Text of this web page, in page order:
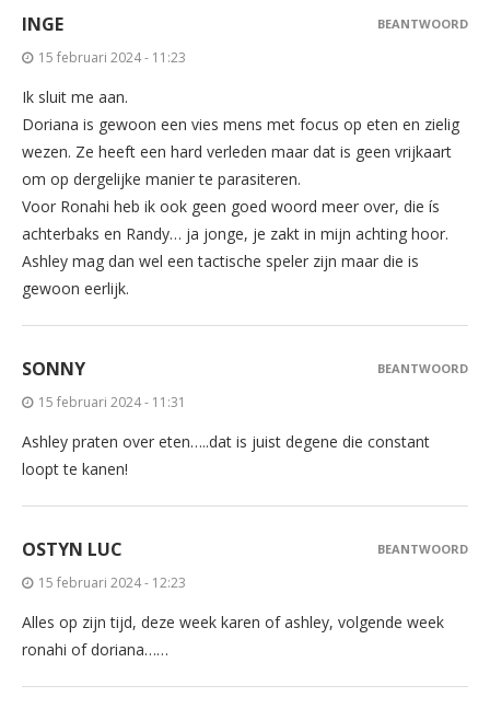
INGE
15 februari 2024 - 11:23
Ik sluit me aan.
Doriana is gewoon een vies mens met focus op eten en zielig
wezen. Ze heeft een hard verleden maar dat is geen vrijkaart
om op dergelijke manier te parasiteren.
Voor Ronahi heb ik ook geen goed woord meer over, die ís
achterbaks en Randy… ja jonge, je zakt in mijn achting hoor.
Ashley mag dan wel een tactische speler zijn maar die is
gewoon eerlijk.
BEANTWOORD
SONNY
15 februari 2024 - 11:31
Ashley praten over eten…..dat is juist degene die constant
loopt te kanen!
BEANTWOORD
OSTYN LUC
15 februari 2024 - 12:23
Alles op zijn tijd, deze week karen of ashley, volgende week
ronahi of doriana……
BEANTWOORD